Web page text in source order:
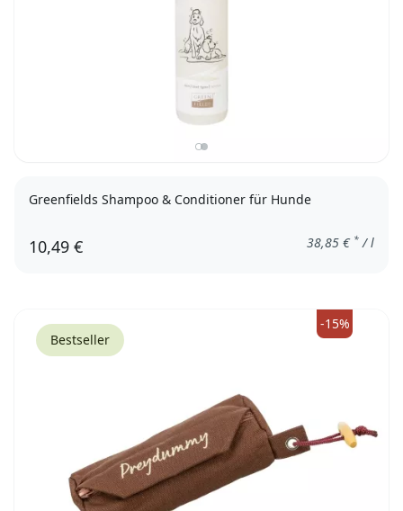
Greenfields Shampoo & Conditioner für Hunde
10,49 € 38,85 € * / l
Bestseller
-15%